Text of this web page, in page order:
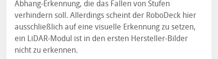
Abhang-Erkennung, die das Fallen von Stufen
verhindern soll. Allerdings scheint der RoboDeck hier
ausschließlich auf eine visuelle Erkennung zu setzen,
ein LiDAR-Modul ist in den ersten Hersteller-Bilder
nicht zu erkennen.